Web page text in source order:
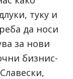
туку и
да носи
за нови
бизнис-